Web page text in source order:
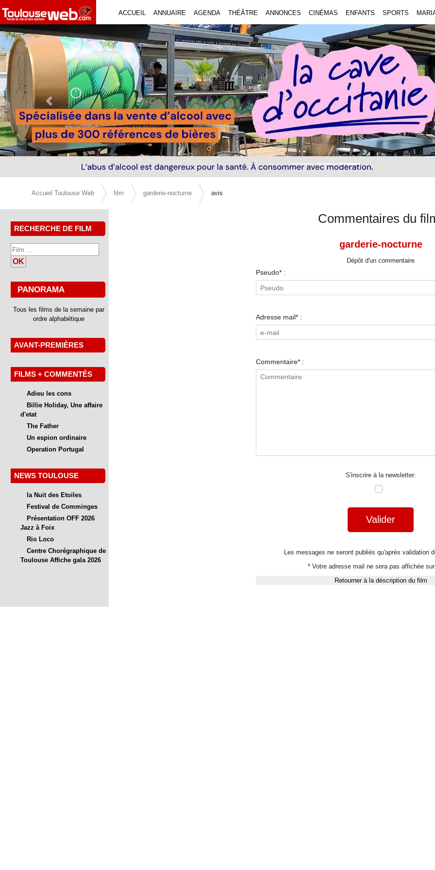
ACCUEIL ANNUAIRE AGENDA THÉÂTRE ANNONCES CINÉMAS ENFANTS SPORTS
Previous Slide
Accueil Toulouse Web film garderie-nocturne avis
RECHERCHE DE FILM
OK
PANORAMA
Tous les films de la semaine par
ordre alphabétique
AVANT-PREMIÈRES
FILMS + COMMENTÉS
Adieu les cons
Billie Holiday, Une affaire
d'etat
The Father
Un espion ordinaire
Operation Portugal
NEWS TOULOUSE
la Nuit des Etoiles
Festival de Comminges
Présentation OFF 2026
Jazz à Foix
Rio Loco
Centre Chorégraphique de
Toulouse Affiche gala 2026
Commentaires du
garderie-nocturne
Dépôt d'un commentaire
Pseudo* :
Adresse mail* :
Commentaire* :
S'inscrire à la newsletter:
Valider
Les messages ne seront publiés qu'après validation
* Votre adresse mail ne sera pas affichée
Retourner à la déscription du film